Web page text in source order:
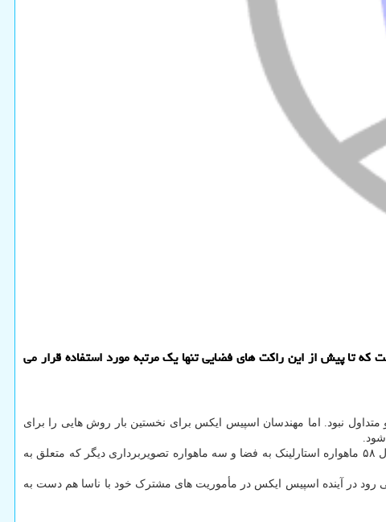
تا پیش از این راكت های فضایی تنها یك مرتبه مورد استفاده قرار می
نبود. اما مهندسان اسپیس ایکس برای نخستین بار روش هایی را برای
اسپیس ایکس با شش بار پرتاب راکت فالکون ۹ به فضا رکوردی منحصر به فرد را به نام خود ثبت کرده و در آخرین پرتاب از این راکت برای انتقال ۵۸ ماهواره استارلینک به فضا و سه ماهواره تصویربرداری دیگر که متعلق به
رود در آینده اسپیس ایکس در مأموریت های مشترک خود با ناسا هم دست به